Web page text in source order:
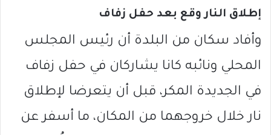
إطلاق النار وقع بعد حفل زفاف
وأفاد سكان من البلدة أن رئيس المجلس
المحلي ونائبه كانا يشاركان في حفل زفاف
في الجديدة المكر، قبل أن يتعرضا لإطلاق
نار خلال خروجهما من المكان، ما أسفر عن